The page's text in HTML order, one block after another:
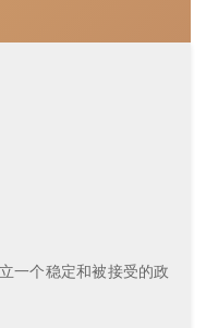
一个稳定和被接受的政